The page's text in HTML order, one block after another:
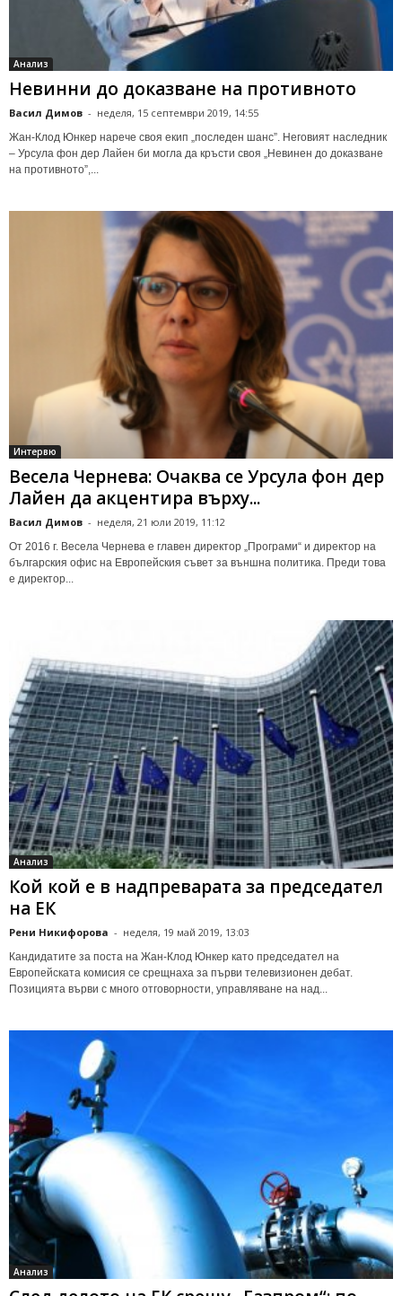
Анализ
Невинни до доказване на противното
Васил Димов - неделя, 15 септември 2019, 14:55
Жан-Клод Юнкер нарече своя екип „последен шанс”. Неговият наследник
– Урсула фон дер Лайен би могла да кръсти своя „Невинен до доказване
на противното”,...
Интервю
Весела Чернева: Очаква се Урсула фон дер
Лайен да акцентира върху...
Васил Димов - неделя, 21 юли 2019, 11:12
От 2016 г. Весела Чернева е главен директор „Програми“ и директор на
българския офис на Европейския съвет за външна политика. Преди това
е директор...
Анализ
Кой кой е в надпреварата за председател
на ЕК
Рени Никифорова - неделя, 19 май 2019, 13:03
Кандидатите за поста на Жан-Клод Юнкер като председател на
Европейската комисия се срещнаха за първи телевизионен дебат.
Позицията върви с много отговорности, управляване на над...
Анализ